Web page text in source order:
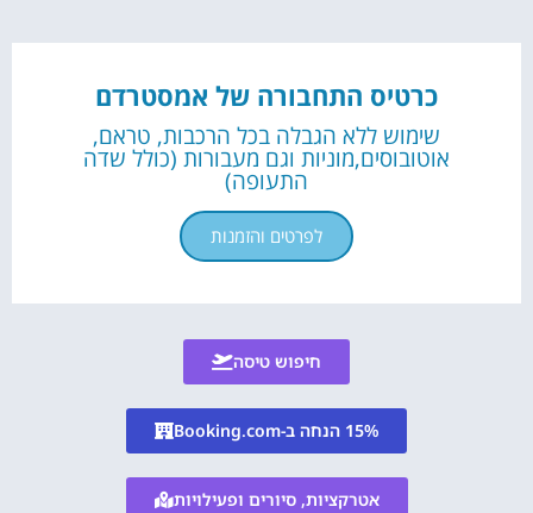
כרטיס התחבורה של אמסטרדם
שימוש ללא הגבלה בכל הרכבות, טראם,
אוטובוסים,מוניות וגם מעבורות (כולל שדה
התעופה)
לפרטים והזמנות
חיפוש טיסה
15% הנחה ב-Booking.com
אטרקציות, סיורים ופעילויות